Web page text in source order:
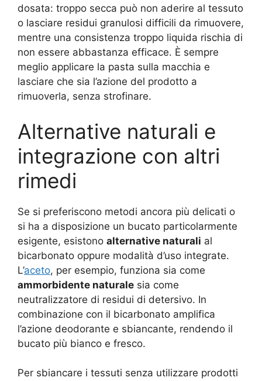
dosata: troppo secca può non aderire al tessuto
o lasciare residui granulosi difficili da rimuovere,
mentre una consistenza troppo liquida rischia di
non essere abbastanza efficace. È sempre
meglio applicare la pasta sulla macchia e
lasciare che sia l’azione del prodotto a
rimuoverla, senza strofinare.
Alternative naturali e
integrazione con altri
rimedi
Se si preferiscono metodi ancora più delicati o
si ha a disposizione un bucato particolarmente
esigente, esistono alternative naturali al
bicarbonato oppure modalità d’uso integrate.
L’aceto, per esempio, funziona sia come
ammorbidente naturale sia come
neutralizzatore di residui di detersivo. In
combinazione con il bicarbonato amplifica
l’azione deodorante e sbiancante, rendendo il
bucato più bianco e fresco.
Per sbiancare i tessuti senza utilizzare prodotti